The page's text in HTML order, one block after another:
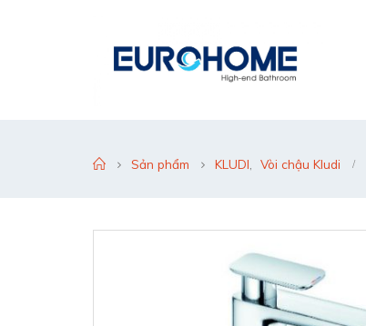
Sản phẩm KLUDI Vòi chậu Kludi